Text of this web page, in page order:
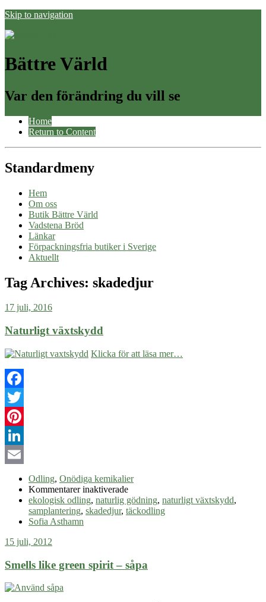
Skip to navigation
Bättre Värld
Var den förändring du vill se
Home
Return to Content
Standardmeny
Hem
Om oss
Butik Bättre Värld
Vadstena Bröd
Länkar
Förpackningsfria butiker i Sverige
Aktuellt
Tag Archives: skadedjur
17 juli, 2016
Naturligt växtskydd
Klicka för att läsa mer…
Facebook
Twitter
Pinterest
LinkedIn
Odling, Onödiga kemikalier
Kommentarer inaktiveradeför
Naturligt
växtskydd
ekologisk odling, naturlig gödning, naturligt växtskydd,
samplantering, skadedjur, täckodling
Sofia Asthamn
15 juli, 2012
Smells like green spirit – såpa